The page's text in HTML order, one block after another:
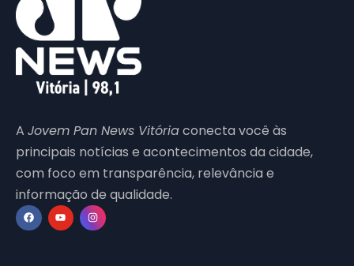
A Jovem Pan News Vitóriaconecta você às
principais notícias e acontecimentos da cidade,
com foco em transparência, relevância e
informação de qualidade.